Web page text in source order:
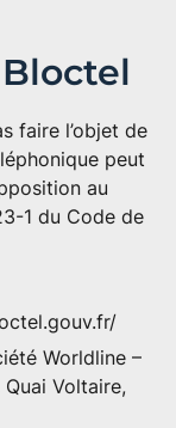
faire l’objet de
peut
au
1 du Code de
Worldline –
Voltaire,